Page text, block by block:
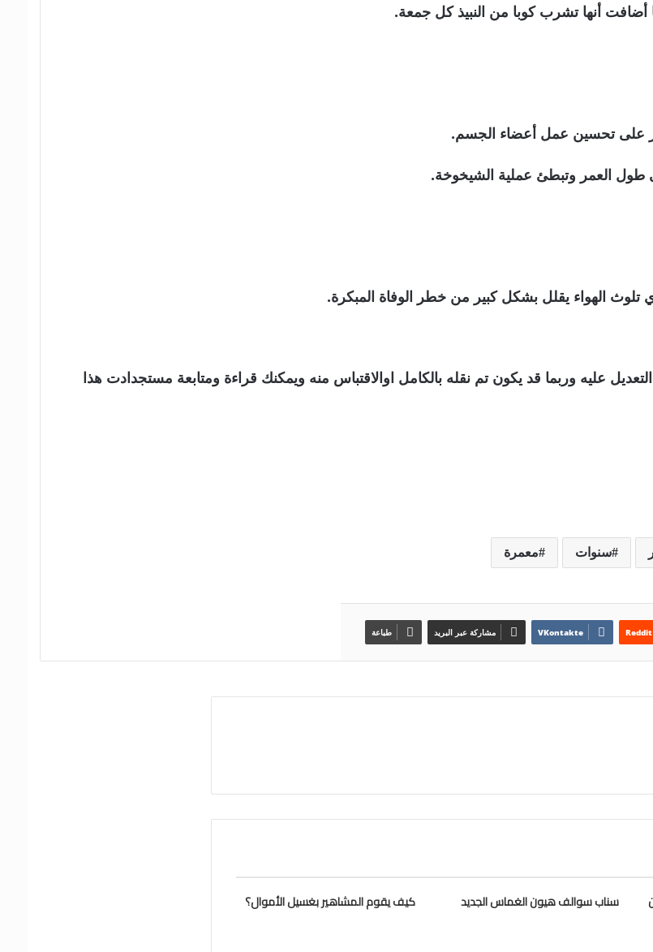
أضافت أنها تشرب كوبا من النبيذ كل جمعة.
طول العمر وتبطئ عملية الشيخوخة.
تلوث الهواء يقلل بشكل كبير من خطر الوفاة المبكرة.
عليه وربما قد يكون تم نقله بالكامل اوالاقتباس منه ويمكنك قراءة ومتابعة مستجدادت هذا
سنوات معمرة
مشاركة عبر البريد طباعة
سناب سوالف هيون الغماس الجديد كيف يقوم المشاهير بغسيل الأموال؟